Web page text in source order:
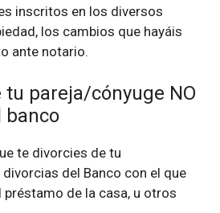
inscritos en los diversos
los cambios que hayáis
ante notario.
pareja/cónyuge NO
banco
te divorcies de tu
del Banco con el que
de la casa, u otros